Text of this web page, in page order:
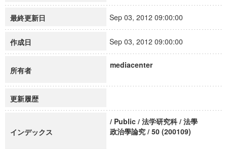
最終更新日 Sep 03, 2012 09:00:00
作成日 Sep 03, 2012 09:00:00
所有者
mediacenter
更新履歴
インデックス
/ Public / 法学研究科 / 法學
政治學論究 / 50 (200109)